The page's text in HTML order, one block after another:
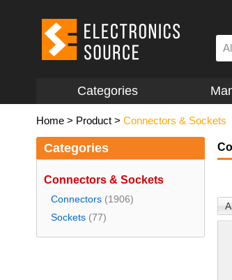
Categories
Home > Product > Connectors & Sockets
Categories
Connectors & Sockets
Connectors (1906)
Sockets (77)